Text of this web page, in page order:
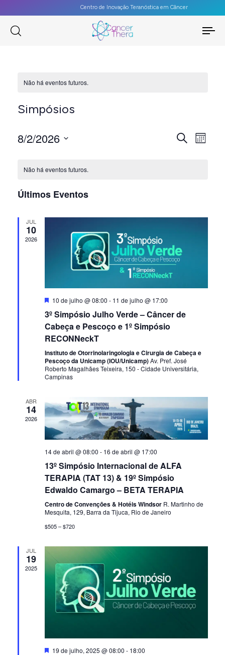
Centro de Inovação Teranóstica em Câncer
Não há eventos futuros.
Simpósios
DE
Procurar
eventos
Mês
8/2/2026
CALENDÁRIOR
DE
Não há eventos futuros.
Últimos Eventos
JUL
10
2026
Destacado
10 de julho @ 08:00 - 11 de julho @ 17:00
3º Simpósio Julho Verde – Câncer de
Cabeça e Pescoço e 1º Simpósio
RECONNeckT
Instituto de Otorrinolaringologia e Cirurgia de Cabeça e
Pescoço da Unicamp (IOU/Unicamp)Av. Pref. José
Roberto Magalhães Teixeira, 150 - Cidade Universitária,
Campinas
ABR
14
2026
14 de abril @ 08:00 - 16 de abril @ 17:00
13º Simpósio Internacional de ALFA
TERAPIA (TAT 13) & 19º Simpósio
Edwaldo Camargo – BETA TERAPIA
Centro de Convenções & Hotéis Windsor R. Martinho de
Mesquita, 129, Barra da Tijuca, Rio de Janeiro
$505 – $720
JUL
19
2025
Destacado
19 de julho, 2025 @ 08:00 - 18:00